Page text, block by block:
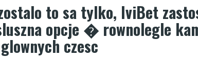
to sa tylko, IviBet
opcje � rownolegle
czesc